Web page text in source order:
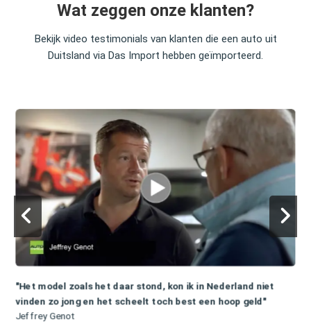
Wat zeggen onze klanten?
Bekijk video testimonials van klanten die een auto uit
Duitsland via Das Import hebben geïmporteerd.
"Het model zoals het daar stond, kon ik in Nederland niet
vinden zo jong en het scheelt toch best een hoop geld"
Jeffrey Genot